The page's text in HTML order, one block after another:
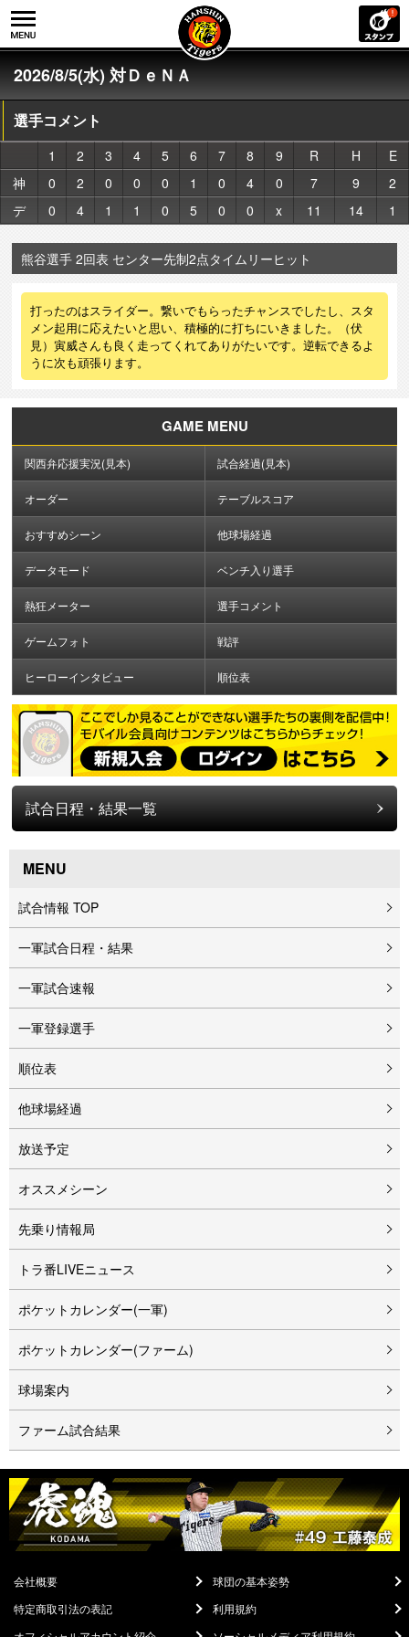
2026/8/5(水) 対ＤｅＮＡ
選手コメント
1 2 3 4 5 6 7 8 9 R H
E
神
0 2 0 0 0 1 0 4 0 7 9
2
デ
0 4 1 1 0 5 0 0 x 11 14 1
熊谷選手 2回表 センター先制2点タイムリーヒット
打ったのはスライダー。繋いでもらったチャンスでしたし、スタ
メン起用に応えたいと思い、積極的に打ちにいきました。（伏
見）寅威さんも良く走ってくれてありがたいです。逆転できるよ
うに次も頑張ります。
GAME MENU
関西弁応援実況(見本) 試合経過(見本)
オーダー テーブルスコア
おすすめシーン 他球場経過
データモード ベンチ入り選手
熱狂メーター 選手コメント
ゲームフォト 戦評
ヒーローインタビュー 順位表
試合日程・結果一覧
MENU
試合情報 TOP
一軍試合日程・結果
一軍試合速報
一軍登録選手
順位表
他球場経過
放送予定
オススメシーン
先乗り情報局
トラ番LIVEニュース
ポケットカレンダー(一軍)
ポケットカレンダー(ファーム)
球場案内
ファーム試合結果
会社概要
球団の基本姿勢
特定商取引法の表記
利用規約